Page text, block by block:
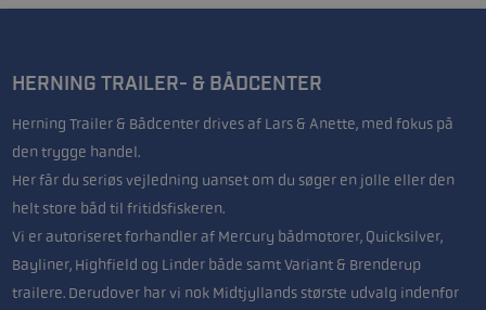
HERNING TRAILER- & BÅDCENTER
Herning Trailer & Bådcenter drives af Lars & Anette, med fokus på
den trygge handel.
Her får du seriøs vejledning uanset om du søger en jolle eller den
helt store båd til fritidsfiskeren.
Vi er autoriseret forhandler af Mercury bådmotorer, Quicksilver,
Bayliner, Highfield og Linder både samt Variant & Brenderup
trailere. Derudover har vi nok Midtjyllands største udvalg indenfor